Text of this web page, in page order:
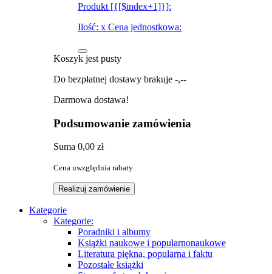
Produkt [{[$index+1]}]:
Ilość: x Cena jednostkowa:
Koszyk jest pusty
Do bezpłatnej dostawy brakuje -,--
Darmowa dostawa!
Podsumowanie zamówienia
Suma 0,00 zł
Cena uwzględnia rabaty
Realizuj zamówienie
Kategorie
Kategorie:
Poradniki i albumy
Książki naukowe i popularnonaukowe
Literatura piękna, popularna i faktu
Pozostałe książki